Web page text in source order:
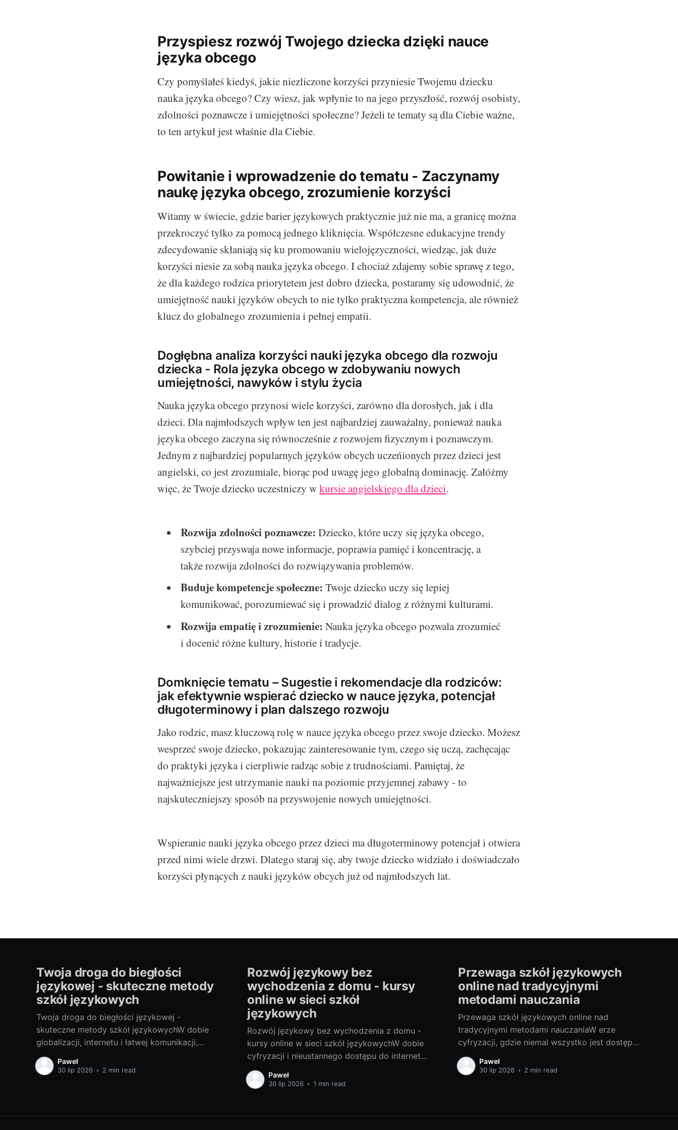
Przyspiesz rozwój Twojego dziecka dzięki nauce
języka obcego
Czy pomyślałeś kiedyś, jakie niezliczone korzyści przyniesie Twojemu dziecku
nauka języka obcego? Czy wiesz, jak wpłynie to na jego przyszłość, rozwój osobisty,
zdolności poznawcze i umiejętności społeczne? Jeżeli te tematy są dla Ciebie ważne,
to ten artykuł jest właśnie dla Ciebie.
Powitanie i wprowadzenie do tematu - Zaczynamy
naukę języka obcego, zrozumienie korzyści
Witamy w świecie, gdzie barier językowych praktycznie już nie ma, a granicę można
przekroczyć tylko za pomocą jednego kliknięcia. Współczesne edukacyjne trendy
zdecydowanie skłaniają się ku promowaniu wielojęzyczności, wiedząc, jak duże
korzyści niesie za sobą nauka języka obcego. I chociaż zdajemy sobie sprawę z tego,
że dla każdego rodzica priorytetem jest dobro dziecka, postaramy się udowodnić, że
umiejętność nauki języków obcych to nie tylko praktyczna kompetencja, ale również
klucz do globalnego zrozumienia i pełnej empatii.
Dogłębna analiza korzyści nauki języka obcego dla rozwoju
dziecka - Rola języka obcego w zdobywaniu nowych
umiejętności, nawyków i stylu życia
Nauka języka obcego przynosi wiele korzyści, zarówno dla dorosłych, jak i dla
dzieci. Dla najmłodszych wpływ ten jest najbardziej zauważalny, ponieważ nauka
języka obcego zaczyna się równocześnie z rozwojem fizycznym i poznawczym.
Jednym z najbardziej popularnych języków obcych uczeńionych przez dzieci jest
angielski, co jest zrozumiale, biorąc pod uwagę jego globalną dominację. Załóżmy
więc, że Twoje dziecko uczestniczy wkursie angielskiego dla dzieci.
Rozwija zdolności poznawcze: Dziecko, które uczy się języka obcego,
szybciej przyswaja nowe informacje, poprawia pamięć i koncentrację, a
także rozwija zdolności do rozwiązywania problemów.
Buduje kompetencje społeczne: Twoje dziecko uczy się lepiej
komunikować, porozumiewać się i prowadzić dialog z różnymi kulturami.
Rozwija empatię i zrozumienie: Nauka języka obcego pozwala zrozumieć
i docenić różne kultury, historie i tradycje.
Domknięcie tematu – Sugestie i rekomendacje dla rodziców:
jak efektywnie wspierać dziecko w nauce języka, potencjał
długoterminowy i plan dalszego rozwoju
Jako rodzic, masz kluczową rolę w nauce języka obcego przez swoje dziecko. Możesz
wesprzeć swoje dziecko, pokazując zainteresowanie tym, czego się uczą, zachęcając
do praktyki języka i cierpliwie radząc sobie z trudnościami. Pamiętaj, że
najważniejsze jest utrzymanie nauki na poziomie przyjemnej zabawy - to
najskuteczniejszy sposób na przyswojenie nowych umiejętności.
Wspieranie nauki języka obcego przez dzieci ma długoterminowy potencjał i otwiera
przed nimi wiele drzwi. Dlatego staraj się, aby twoje dziecko widziało i doświadczało
korzyści płynących z nauki języków obcych już od najmłodszych lat.
Twoja droga do biegłości
językowej - skuteczne metody
szkół językowych
Twoja droga do biegłości językowej -
skuteczne metody szkół językowychW dobie
globalizacji, internetu i łatwej komunikacji,
znajomość języków obcych stała się prawie
koniecznością. Bez względu na to, czy
Właśnie dlatego
Paweł
30 lip 2026 • 2 min read
Rozwój językowy bez
wychodzenia z domu - kursy
online w sieci szkół
językowych
Rozwój językowy bez wychodzenia z domu -
kursy online w sieci szkół językowychW dobie
cyfryzacji i nieustannego dostępu do internetu,
nauka języków obcych w zaciszu własnego
domu staje się coraz bardziej popularna i łatwa
nie ruszając się z domu? Dziś,
Paweł
30 lip 2026 • 1 min read
Przewaga szkół językowych
online nad tradycyjnymi
metodami nauczania
Przewaga szkół językowych online nad
tradycyjnymi metodami nauczaniaW erze
cyfryzacji, gdzie niemal wszystko jest dostępne
online, edukacja nie pozostaje w tyle. Szkoły
językowe online, choć na pierwszy rzut oka
nauce języków obcych: Dlaczego warto
Paweł
30 lip 2026 • 2 min read